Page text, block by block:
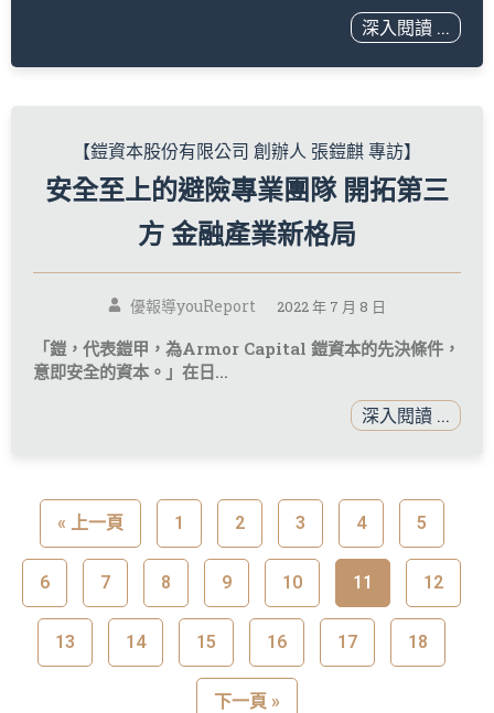
深入閱讀 ...
【鎧資本股份有限公司 創辦人 張鎧麒 專訪】
安全至上的避險專業團隊 開拓第三
方 金融產業新格局
優報導youReport 2022 年 7 月 8 日
「鎧，代表鎧甲，為Armor Capital 鎧資本的先決條件，
意即安全的資本。」在日...
深入閱讀 ...
« 上一頁 1 2 3 4 5
6 7 8 9 10 11 12
13 14 15 16 17 18
下一頁 »